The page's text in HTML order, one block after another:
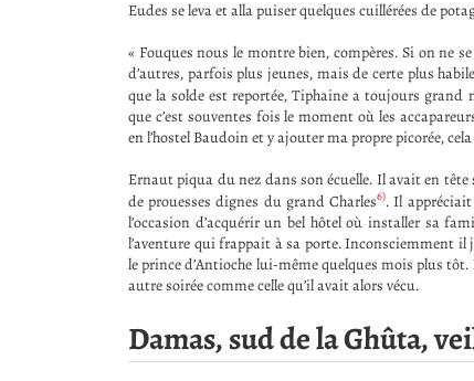
Eudes se leva et alla puiser quelques cuillérées de
« Fouques nous le montre bien, compères. Si on ne
d’autres, parfois plus jeunes, mais de certe plus
que la solde est reportée, Tiphaine a toujours
que c’est souventes fois le moment où les
en l’hostel Baudoin et y ajouter ma propre picorée,
Ernaut piqua du nez dans son écuelle. Il avait en
de prouesses dignes du grand Charles6). Il
l’occasion d’acquérir un bel hôtel où installer sa
l’aventure qui frappait à sa porte. Inconsciemment il
le prince d’Antioche lui-même quelques mois plus
autre soirée comme celle qu’il avait alors vécu.
Damas, sud de la Ghûta,